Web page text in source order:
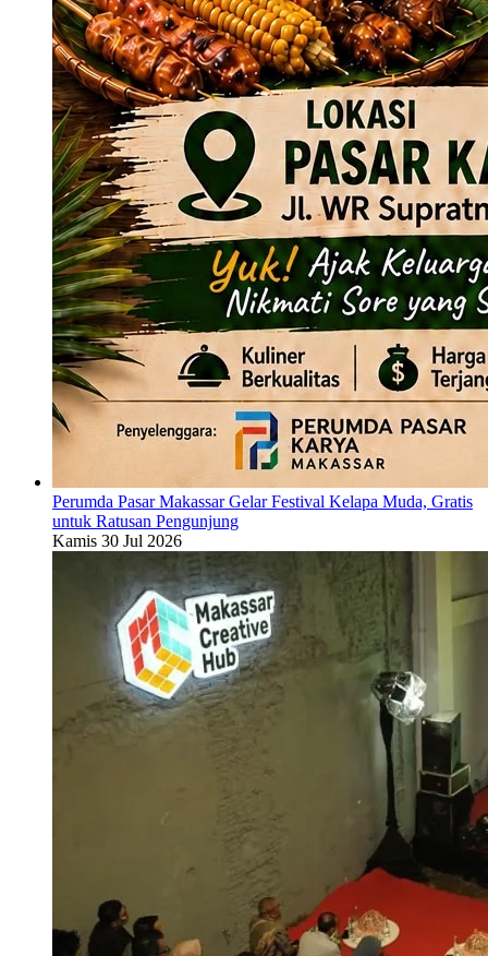
Perumda Pasar Makassar Gelar Festival Kelapa Muda, Gratis
untuk Ratusan Pengunjung
Kamis 30 Jul 2026